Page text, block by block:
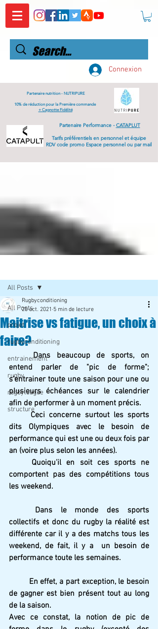
Connexion
Partenaire nutrition - NUTRIPURE
10% de réduction pour la Première commande
+ Cagnotte Fidélité
Partenaire Performance -CATAPLUT
Tarifspréférentielsen personnel et équipe
RDV code promo Espace personnel ou par mail
All Posts
projet
rugbyconditioning
entrainement
rugby
rugbyleague
structure
All Posts
Maitrise vs fatigue, un choix à
faire?
Rugbyconditioning
20 oct. 2021 5 min de lecture
Dans beaucoup de sports, on
entend parler de "pic de forme";
s'entrainer toute une saison pour une ou
plusieurs échéances sur le calendrier
afin de performer à un moment précis.
Ceci concerne surtout les sports
dits Olympiques avec le besoin de
performance qui est une ou deux fois par
an (voire plus selon les années).
Quoiqu'il en soit ces sports ne
comportent pas des compétitions tous
les weekend.
Dans le monde des sports
collectifs et donc du rugby la réalité est
différente car il y a des matchs tous les
weekend, de fait, il y a  un besoin de
performance toute les semaines.
En effet, a part exception, le besoin
de gagner est bien présent tout au long
de la saison.
Avec ce constat, la notion de pic de